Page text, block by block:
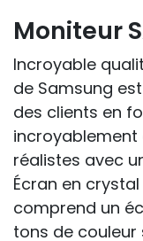
Moniteur
Incroyable
de Samsung
des clients en
incroyablement
réalistes avec
Écran en crystal
comprend un
tons de couleur